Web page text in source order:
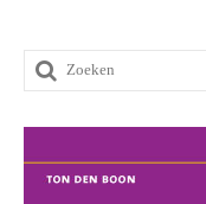
Zoeken
naar: